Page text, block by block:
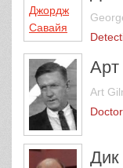
Art
Doctor
Дик